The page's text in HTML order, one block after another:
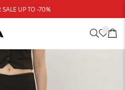
SALE UP TO -70%